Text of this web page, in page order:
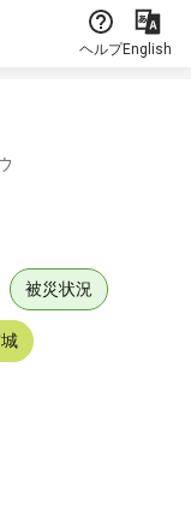
ヘルプEnglish
被災状況